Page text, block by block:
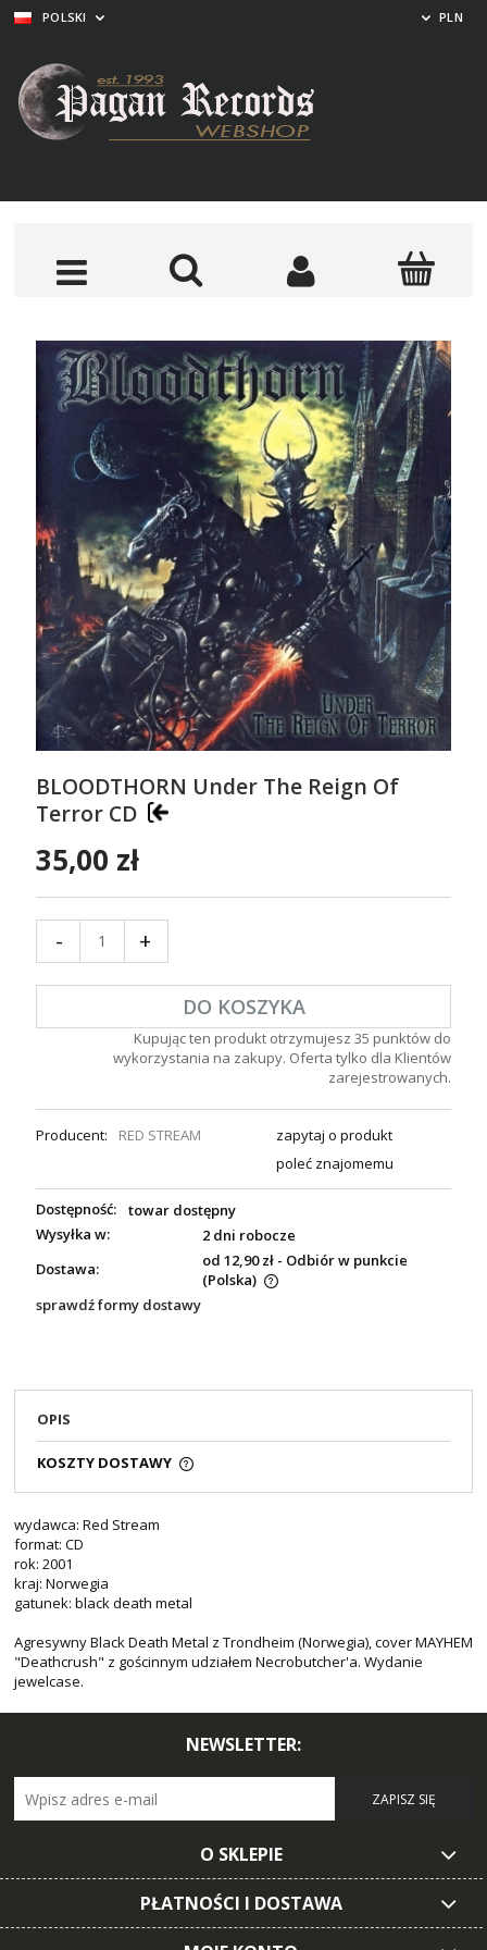
POLSKI PLN
BLOODTHORN Under The Reign Of
Terror CD
35,00 zł
- +
DO KOSZYKA
Kupując ten produkt otrzymujesz 35 punktów do
wykorzystania na zakupy. Oferta tylko dla Klientów
zarejestrowanych.
Producent: RED STREAM
zapytaj o produkt
poleć znajomemu
Dostępność:
towar dostępny
Wysyłka w:
2 dni robocze
Dostawa:
od 12,90 zł - Odbiór w punkcie
(Polska)
sprawdź formy dostawy
OPIS
KOSZTY DOSTAWY
wydawca: Red Stream
format: CD
rok: 2001
kraj: Norwegia
gatunek: black death metal
Agresywny Black Death Metal z Trondheim (Norwegia), cover MAYHEM
"Deathcrush" z gościnnym udziałem Necrobutcher'a. Wydanie
jewelcase.
NEWSLETTER:
ZAPISZ SIĘ
O SKLEPIE
PŁATNOŚCI I DOSTAWA